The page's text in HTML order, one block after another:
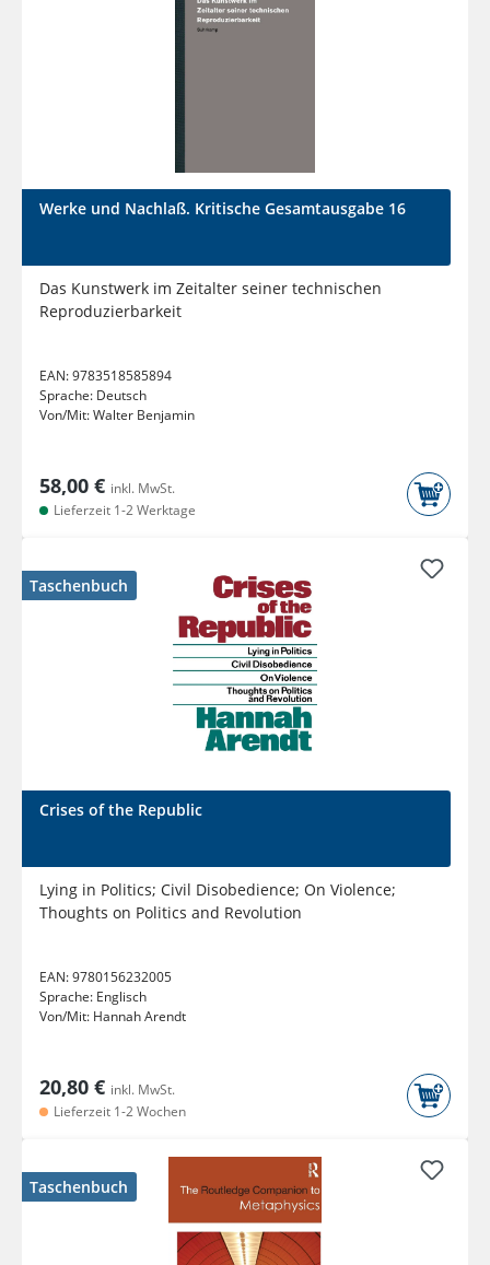
Werke und Nachlaß. Kritische Gesamtausgabe 16
Das Kunstwerk im Zeitalter seiner technischen
Reproduzierbarkeit
EAN:9783518585894
Sprache: Deutsch
Von/Mit:Walter Benjamin
58,00 € inkl. MwSt.
Lieferzeit 1-2 Werktage
Taschenbuch
Crises of the Republic
Lying in Politics; Civil Disobedience; On Violence;
Thoughts on Politics and Revolution
EAN:9780156232005
Sprache: Englisch
Von/Mit: Hannah Arendt
20,80 € inkl. MwSt.
Lieferzeit 1-2 Wochen
Taschenbuch